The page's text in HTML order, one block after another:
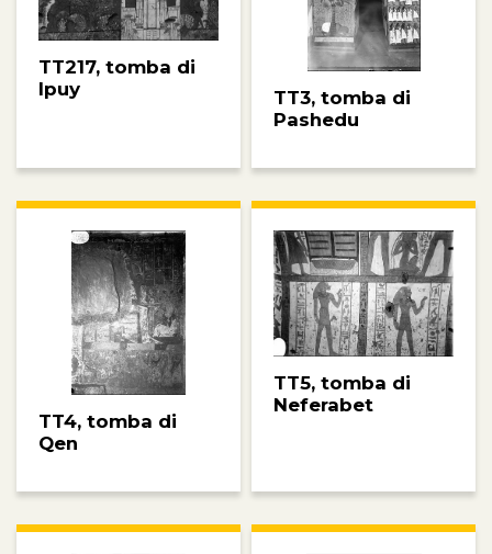
TT217, tomba di
Ipuy
TT3, tomba di
Pashedu
TT4, tomba di
Qen
TT5, tomba di
Neferabet